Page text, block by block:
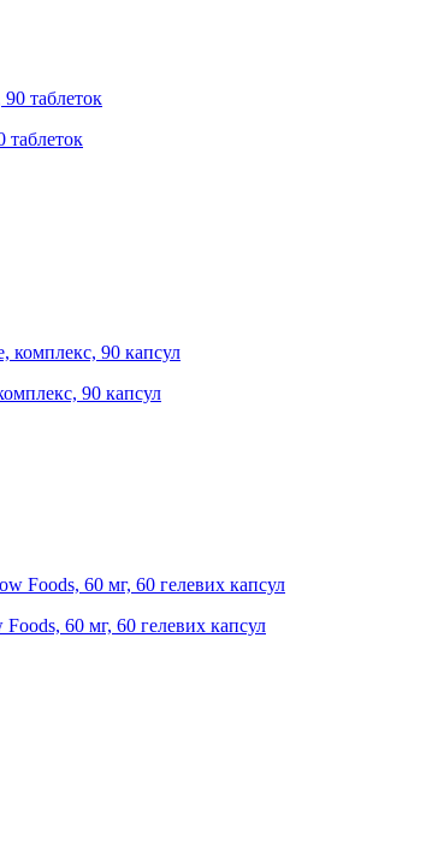
таблеток
90 капсул
60 мг, 60 гелевих капсул